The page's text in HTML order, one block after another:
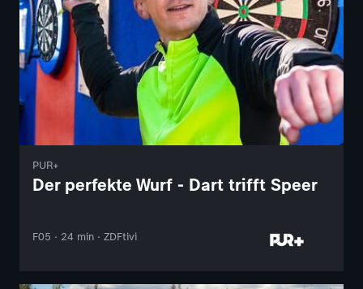
PUR+
Der perfekte Wurf - Dart trifft Speer
F05 · 24 min · ZDFtivi